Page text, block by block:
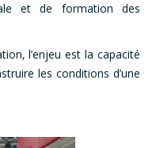
et de formation des
l’enjeu est la capacité
les conditions d’une